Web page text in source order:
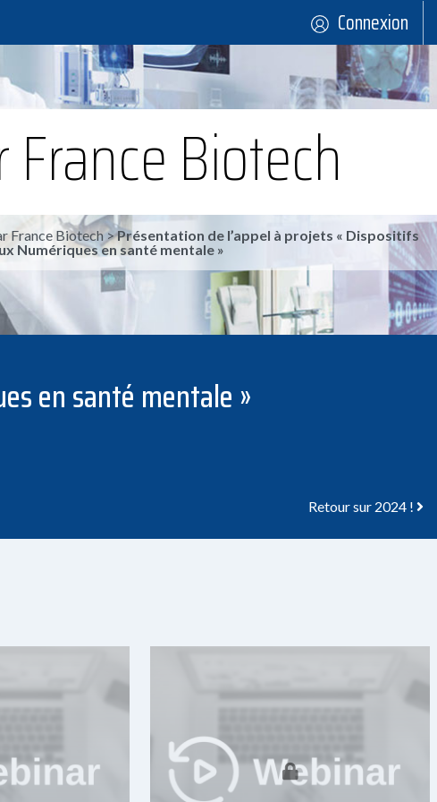
Connexion
Biotech
France Biotech>Présentation de l’appel à projets « Dispositifs
Numériques en santé mentale »
en santé mentale »
Retour sur 2024 !